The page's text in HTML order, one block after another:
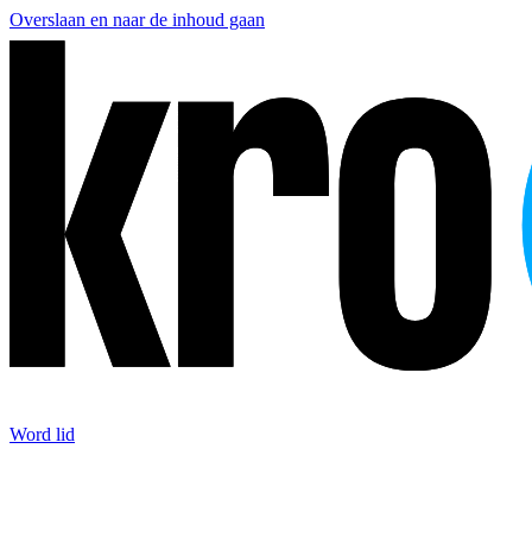
Overslaan en naar de inhoud gaan
Word lid